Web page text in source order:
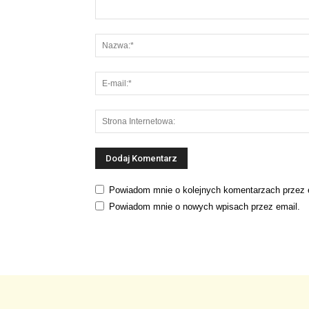
Powiadom mnie o kolejnych komentarzach przez
Powiadom mnie o nowych wpisach przez email.